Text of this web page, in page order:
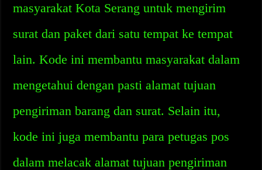
masyarakat Kota Serang untuk mengirim
surat dan paket dari satu tempat ke tempat
lain. Kode ini membantu masyarakat dalam
mengetahui dengan pasti alamat tujuan
pengiriman barang dan surat. Selain itu,
kode ini juga membantu para petugas pos
dalam melacak alamat tujuan pengiriman